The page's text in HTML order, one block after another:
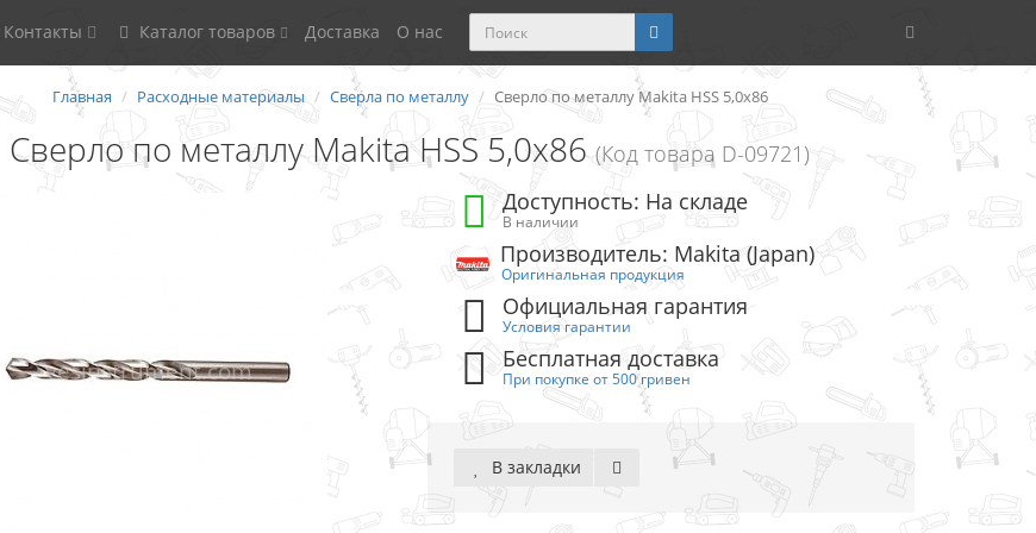
Контакты Каталог товаров Доставка О нас
Главная Расходные материалы Сверла по металлу Сверло по металлу Makita HSS 5,0x86
Сверло по металлу Makita HSS 5,0x86 (Код товара D-09721)
Доступность: На складе
В наличии
Производитель: Makita (Japan)
Оригинальная продукция
Официальная гарантия
Условия гарантии
Бесплатная доставка
При покупке от 500 гривен
В закладки